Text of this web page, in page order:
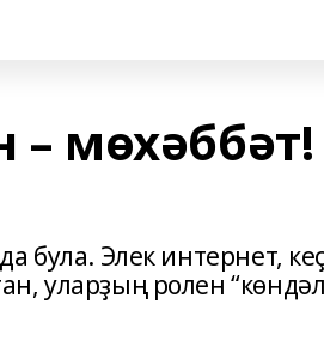
–
була. Элек интернет,
уларҙың ролен